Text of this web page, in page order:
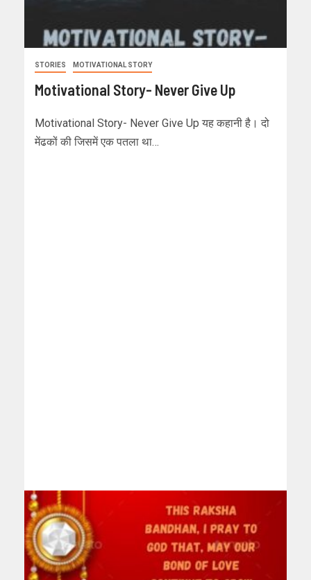
STORIES MOTIVATIONAL STORY
Motivational Story- Never Give Up
Motivational Story- Never Give Up यह कहानी है। दो
मेंढकों की जिसमें एक पतला था…